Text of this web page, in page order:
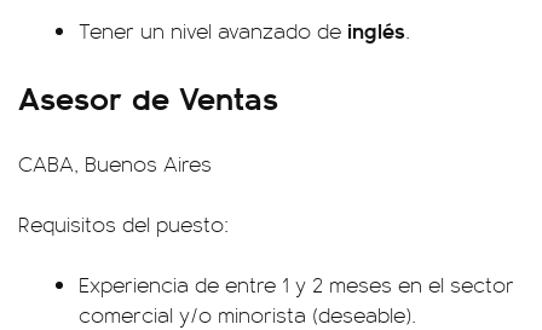
Tener un nivel avanzado de inglés.
Asesor de Ventas
CABA, Buenos Aires
Requisitos del puesto:
Experiencia de entre 1 y 2 meses en el sector
comercial y/o minorista (deseable).